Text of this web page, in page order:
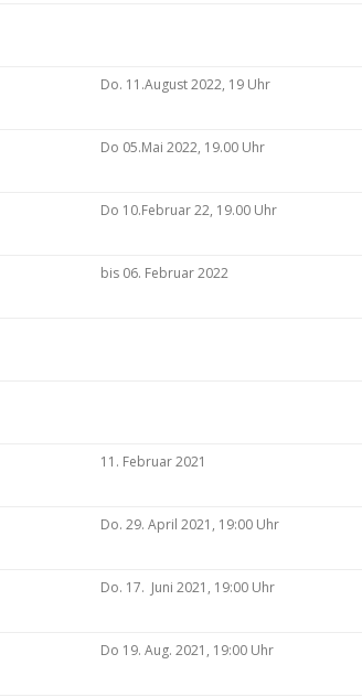
Do. 11.August 2022, 19 Uhr
Do 05.Mai 2022, 19.00 Uhr
Do 10.Februar 22, 19.00 Uhr
bis 06. Februar 2022
11. Februar 2021
Do. 29. April 2021, 19:00 Uhr
Do. 17. Juni 2021, 19:00 Uhr
Do 19. Aug. 2021, 19:00 Uhr